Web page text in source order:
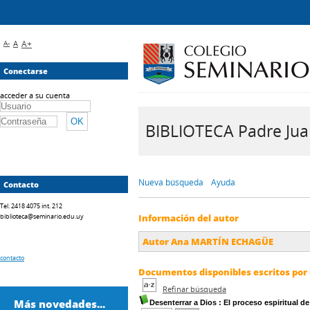
BIBLIOTECA Padre
Nueva búsqueda Ayuda
Información del autor
Autor Ana MARTÍN ECHAGÜE
Documentos disponibles escritos
Refinar búsqueda
Desenterrar a Dios : El proceso espiritual
A- A A+
Conectarse
acceder a su cuenta
Contacto
Tel. 2418 4075 int. 212
biblioteca@seminario.edu.uy
contacto
Más novedades...